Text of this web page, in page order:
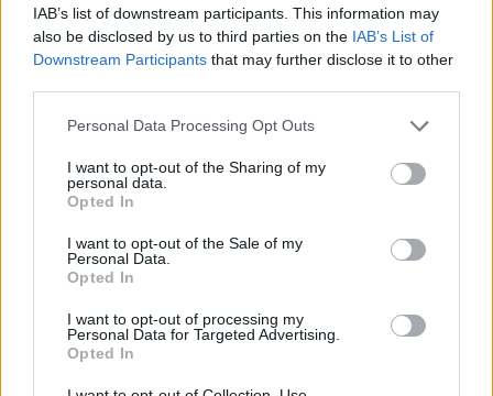
IAB’s list of downstream participants. This information may
also be disclosed by us to third parties on the IAB’s List of
Downstream Participants that may further disclose it to other
Personal Data Processing Opt Outs
I want to opt-out of the Sharing of my
personal data.
Opted In
I want to opt-out of the Sale of my
Personal Data.
Opted In
I want to opt-out of processing my
Personal Data for Targeted Advertising.
Opted In
In evidenza